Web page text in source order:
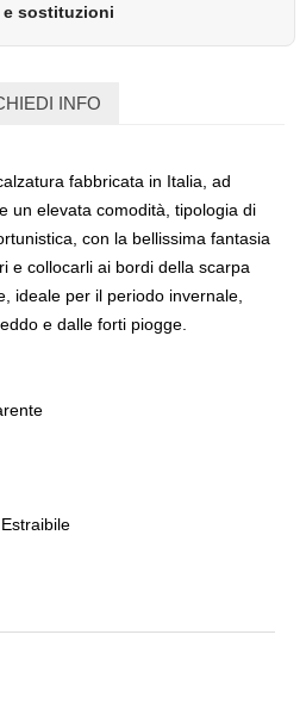
e sostituzioni
INFO
fabbricata in Italia, ad
un elevata comodità, tipologia di
con la bellissima fantasia
e collocarli ai bordi della scarpa
ideale per il periodo invernale,
e dalle forti piogge.